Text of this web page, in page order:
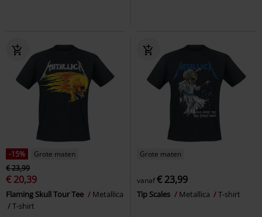
-15%
Grote maten
€ 23,99
€ 20,39
Flaming Skull Tour Tee
Metallica
T-shirt
Grote maten
vanaf€ 23,99
Tip Scales Metallica T-shirt